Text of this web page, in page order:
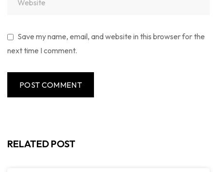
Save my name, email, and website in this browser for the
next time I comment.
RELATED POST